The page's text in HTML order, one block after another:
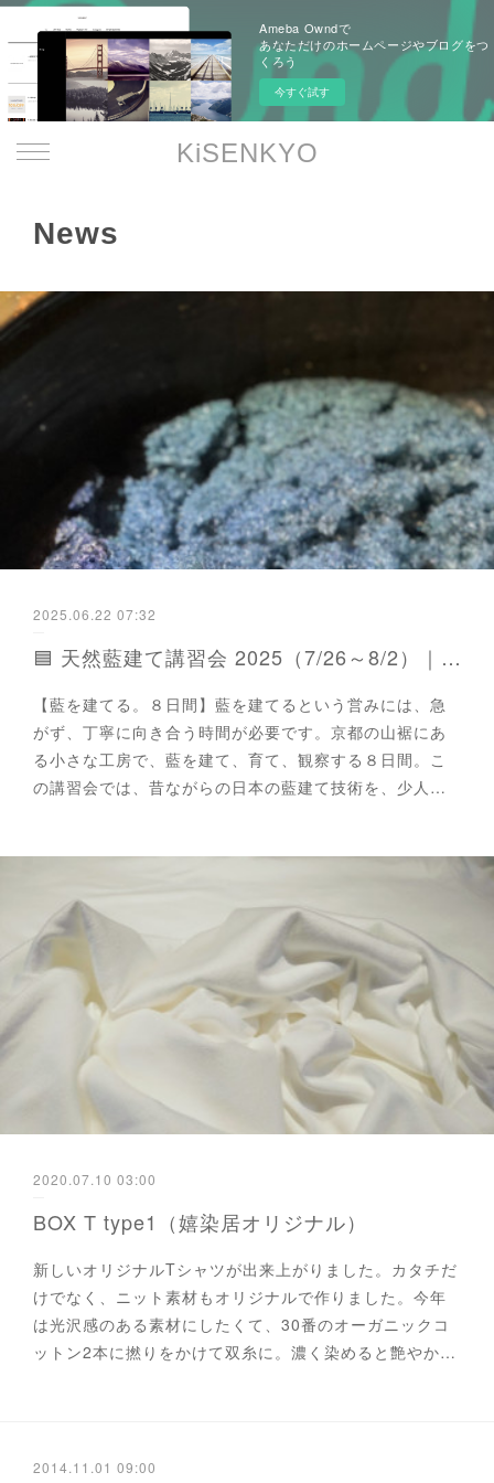
Ameba Owndで
あなただけのホームページやブログをつ
くろう
今すぐ試す
KiSENKYO
News
2025.06.22 07:32
🟦 天然藍建て講習会 2025（7/26～8/2）｜参加者3名限定
【藍を建てる。８日間】藍を建てるという営みには、急
がず、丁寧に向き合う時間が必要です。京都の山裾にあ
る小さな工房で、藍を建て、育て、観察する８日間。こ
の講習会では、昔ながらの日本の藍建て技術を、少人…
2020.07.10 03:00
BOX T type1（嬉染居オリジナル）
新しいオリジナルTシャツが出来上がりました。カタチだ
けでなく、ニット素材もオリジナルで作りました。今年
は光沢感のある素材にしたくて、30番のオーガニックコ
ットン2本に撚りをかけて双糸に。濃く染めると艶やか…
2014.11.01 09:00